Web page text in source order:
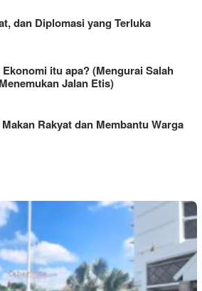
dan Diplomasi yang Terluka
itu apa? (Mengurai Salah
Jalan Etis)
Rakyat dan Membantu Warga